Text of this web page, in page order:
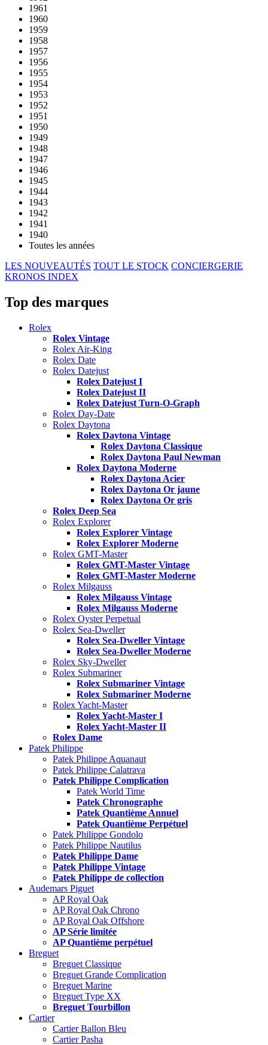
1961
1960
1959
1958
1957
1956
1955
1954
1953
1952
1951
1950
1949
1948
1947
1946
1945
1944
1943
1942
1941
1940
Toutes les années
LES NOUVEAUTÉS TOUT LE STOCK CONCIERGERIE
KRONOS INDEX
Top des marques
Rolex
Rolex Vintage
Rolex Air-King
Rolex Date
Rolex Datejust
Rolex Datejust I
Rolex Datejust II
Rolex Datejust Turn-O-Graph
Rolex Day-Date
Rolex Daytona
Rolex Daytona Vintage
Rolex Daytona Classique
Rolex Daytona Paul Newman
Rolex Daytona Moderne
Rolex Daytona Acier
Rolex Daytona Or jaune
Rolex Daytona Or gris
Rolex Deep Sea
Rolex Explorer
Rolex Explorer Vintage
Rolex Explorer Moderne
Rolex GMT-Master
Rolex GMT-Master Vintage
Rolex GMT-Master Moderne
Rolex Milgauss
Rolex Milgauss Vintage
Rolex Milgauss Moderne
Rolex Oyster Perpetual
Rolex Sea-Dweller
Rolex Sea-Dweller Vintage
Rolex Sea-Dweller Moderne
Rolex Sky-Dweller
Rolex Submariner
Rolex Submariner Vintage
Rolex Submariner Moderne
Rolex Yacht-Master
Rolex Yacht-Master I
Rolex Yacht-Master II
Rolex Dame
Patek Philippe
Patek Philippe Aquanaut
Patek Philippe Calatrava
Patek Philippe Complication
Patek World Time
Patek Chronographe
Patek Quantième Annuel
Patek Quantième Perpétuel
Patek Philippe Gondolo
Patek Philippe Nautilus
Patek Philippe Dame
Patek Philippe Vintage
Patek Philippe de collection
Audemars Piguet
AP Royal Oak
AP Royal Oak Chrono
AP Royal Oak Offshore
AP Série limitée
AP Quantième perpétuel
Breguet
Breguet Classique
Breguet Grande Complication
Breguet Marine
Breguet Type XX
Breguet Tourbillon
Cartier
Cartier Ballon Bleu
Cartier Pasha